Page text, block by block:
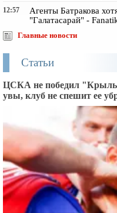
12:57
Агенты Батракова
"Галатасарай" -
Главные новости
Статьи
ЦСКА не победил
увы, клуб не спешит ее